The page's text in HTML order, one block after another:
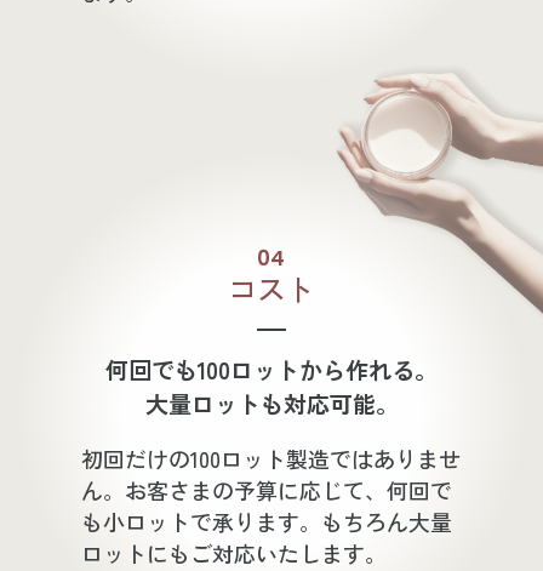
04
コスト
何回でも100ロットから作れる。
大量ロットも対応可能。
初回だけの100ロット製造ではありませ
ん。お客さまの予算に応じて、何回で
も小ロットで承ります。もちろん大量
ロットにもご対応いたします。